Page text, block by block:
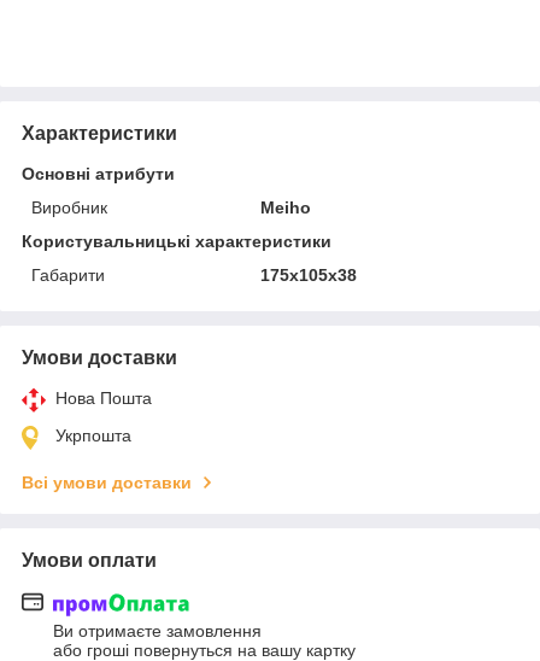
Характеристики
Основні атрибути
Виробник
Meiho
Користувальницькі характеристики
Габарити
175x105x38
Умови доставки
Нова Пошта
Укрпошта
Всі умови доставки
Умови оплати
Ви отримаєте замовлення
або гроші повернуться на вашу картку